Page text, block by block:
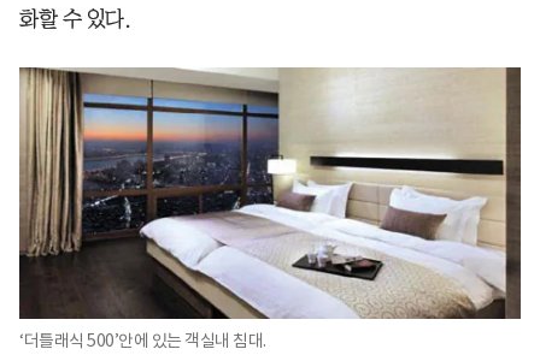
화할 수 있다.
‘더틀래식 500’안에 있는 객실내 침대.